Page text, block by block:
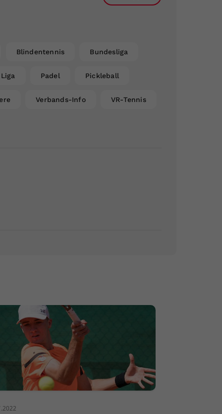
Blindentennis Bundesliga
Liga Padel Pickleball
Verbands-Info VR-Tennis